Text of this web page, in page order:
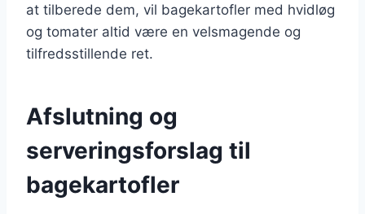
at tilberede dem, vil bagekartofler med hvidløg
og tomater altid være en velsmagende og
tilfredsstillende ret.
Afslutning og
serveringsforslag til
bagekartofler